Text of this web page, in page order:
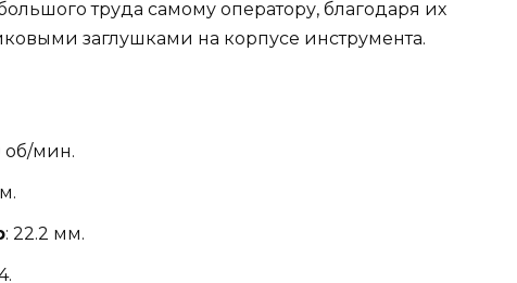
труда самому оператору, благодаря их
заглушками на корпусе инструмента.
об/мин.
: 22.2 мм.